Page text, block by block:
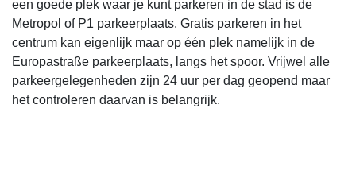
een goede plek waar je kunt parkeren in de stad is de
Metropol of P1 parkeerplaats. Gratis parkeren in het
centrum kan eigenlijk maar op één plek namelijk in de
Europastraße parkeerplaats, langs het spoor. Vrijwel alle
parkeergelegenheden zijn 24 uur per dag geopend maar
het controleren daarvan is belangrijk.